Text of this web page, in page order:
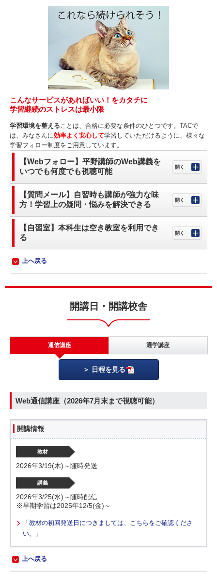
こんなサービスがあればいい！をカタチに
学習継続のストレスは最小限
学習環境を整えることは、合格に必要な条件のひとつです。TACで
は、みなさんに効率よく安心して学習していただけるように、様々な
学習フォロー制度をご用意しています。
【Webフォロー】平野講師のWeb講義を
いつでも何度でも視聴可能
【質問メール】自習時も講師が強力な味
方！学習上の疑問・悩みを解決できる
【自習室】本科生は空き教室を利用でき
る
上へ戻る
開講日・開講校舎
通信講座 通学講座
日程を見る
Web通信講座（2026年7月末まで視聴可能）
開講情報
教材
2026年3/19(木)～随時発送
講義
2026年3/25(水)～随時配信
※早期学習は2025年12/5(金)～
「教材の初回発送日につきましては、こちらをご確認くださ
い。」
上へ戻る